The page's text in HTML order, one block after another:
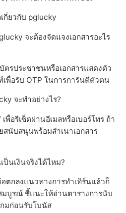
กี่ยวกับ pglucky
จะต้องจัดแจงเอกสารอะไร
ตรประชาชนหรือเอกสารแสดงตัว
พื่อรับ OTP ในการการันตีตัวตน
จะทำอย่างไร?
พื่อรีเซ็ตผ่านอีเมลหรือเบอร์โทร ถ้า
นับสนุนพร้อมสำเนาเอกสาร
ป็นเงินจริงได้ไหม?
ตกลงแนวทางการทำเทิร์นแล้วก็
บูรณ์ ชี้แนะให้อ่านตารางการนับ
กมก่อนรับโบนัส